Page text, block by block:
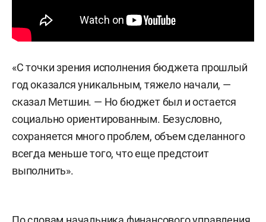
«С точки зрения исполнения бюджета прошлый
год оказался уникальным, тяжело начали, —
сказал Метшин. — Но бюджет был и остается
социально ориентированным. Безусловно,
сохраняется много проблем, объем сделанного
всегда меньше того, что еще предстоит
выполнить».